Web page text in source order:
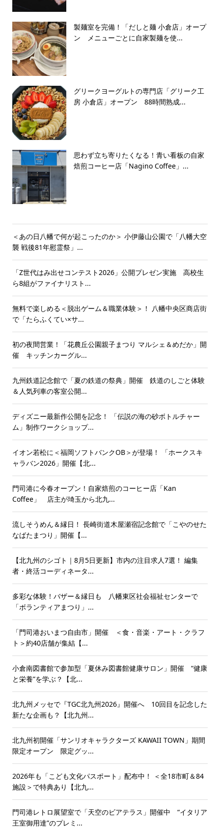
製麺室を完備！「だしと麺 小倉店」オープ
ン メニューごとに自家製麺を使...
グリークヨーグルトの専門店「グリーク工
房 小倉店」オープン 88時間熟成...
思わず立ち寄りたくなる！青い看板の自家
焙煎コーヒー店「Nagino Coffee」...
＜あの日八幡で何が起こったのか＞ 小伊藤山公園で「八幡大空
襲 戦後81年慰霊祭」...
「Z世代はみ出せコンテスト2026」公開プレゼン実施 高校生
ら8組がファイナリスト...
無料で楽しめる＜脱出ゲーム＆職業体験＞！ 八幡中央区商店街
で「たらふくてい×サ...
初の夜間営業！「花農丘公園親子まつり マルシェ＆めだか」開
催 キッチンカーグル...
九州鉄道記念館で「夏の鉄道の祭典」開催 鉄道のしごと体験
＆人気列車の客室公開...
ディズニー最新作公開を記念！ 「伝説の海の砂ボトルチャー
ム」制作ワークショップ...
イオン若松に＜福岡ソフトバンクOB＞が登場！ 「ホークスキ
ャラバン2026」開催【北...
門司港に今春オープン！自家焙煎のコーヒー店「Kan
Coffee」 店主が埼玉から北九...
流しそうめん＆縁日！ 長崎街道木屋瀬宿記念館で「こやのせた
なばたまつり」開催【...
【北九州のシゴト｜8月5日更新】市内の注目求人7選！ 編集
者・終活コーディネータ...
多彩な体験！バザー＆縁日も 八幡東区社会福祉センターで
「ボランティアまつり」...
「門司港おいまつ自由市」開催 ＜食・音楽・アート・クラフ
ト＞約40店舗が集結【...
小倉南図書館で参加型「夏休み図書館健康サロン」開催 “健康
と栄養”を学ぶ？【北...
北九州メッセで『TGC北九州2026』開催へ 10回目を記念した
新たな企画も？【北九州...
北九州初開催「サンリオキャラクターズ KAWAII TOWN」期間
限定オープン 限定グッ...
2026年も「こども文化パスポート」配布中！ ＜全18市町＆84
施設＞で特典あり【北九...
門司港レトロ展望室で「天空のビアテラス」開催中 “イタリア
王室御用達”のプレミ...